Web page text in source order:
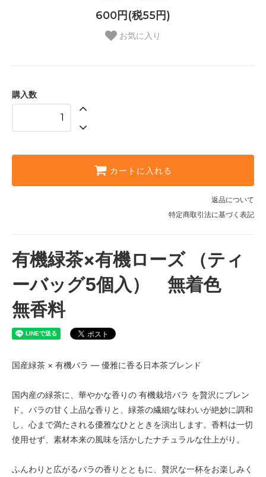
600円(税55円)
お気に入り
購入数
カートに入れる
返品について
特定商取引法に基づく表記
有機緑茶×有機ローズ （ティ
ーバッグ5個入） 無着色
無香料
国産緑茶 × 有機バラ — 優雅に香る日本茶ブレンド
国内産の緑茶に、華やかな香りの 有機栽培バラ を贅沢にブレン
ド。バラの甘く上品な香りと、緑茶の繊細な味わいが絶妙に調和
し、心まで満たされる優雅なひとときを演出します。香料は一切
使用せず、素材本来の風味を活かしたナチュラルな仕上がり。
ふんわりと広がるバラの香りとともに、贅沢な一杯をお楽しみく